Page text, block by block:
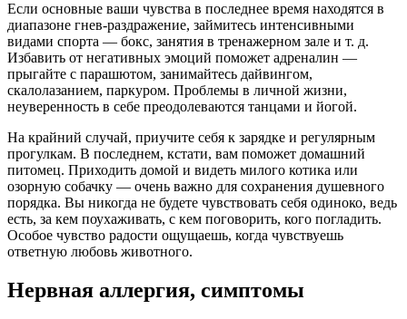
Если основные ваши чувства в последнее время находятся в
диапазоне гнев-раздражение, займитесь интенсивными
видами спорта — бокс, занятия в тренажерном зале и т. д.
Избавить от негативных эмоций поможет адреналин —
прыгайте с парашютом, занимайтесь дайвингом,
скалолазанием, паркуром. Проблемы в личной жизни,
неуверенность в себе преодолеваются танцами и йогой.
На крайний случай, приучите себя к зарядке и регулярным
прогулкам. В последнем, кстати, вам поможет домашний
питомец. Приходить домой и видеть милого котика или
озорную собачку — очень важно для сохранения душевного
порядка. Вы никогда не будете чувствовать себя одиноко, ведь
есть, за кем поухаживать, с кем поговорить, кого погладить.
Особое чувство радости ощущаешь, когда чувствуешь
ответную любовь животного.
Нервная аллергия, симптомы